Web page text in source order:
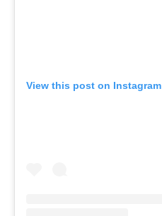
View this post on Instagram